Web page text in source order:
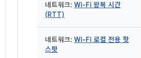
네트워크: Wi-Fi 왕복 시간
(RTT)
네트워크: Wi-Fi 로컬 전용 핫
스팟